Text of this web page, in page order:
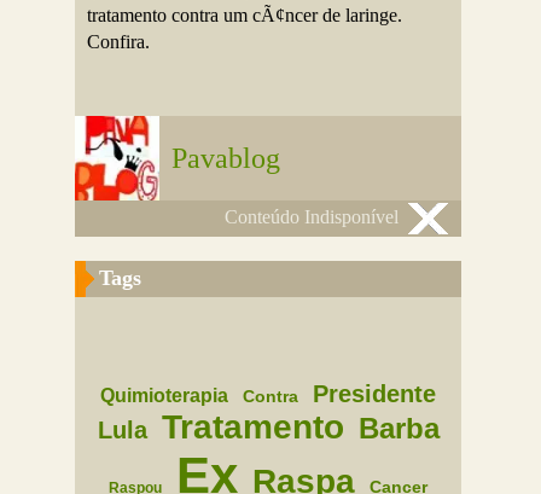
tratamento contra um cÃ¢ncer de laringe.
Confira.
Pavablog
Conteúdo Indisponível
Tags
Quimioterapia Contra
Presidente
Lula Tratamento Barba
Raspou Ex Raspa Cancer